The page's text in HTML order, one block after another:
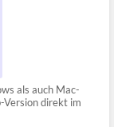
als auch Mac-
Version direkt im